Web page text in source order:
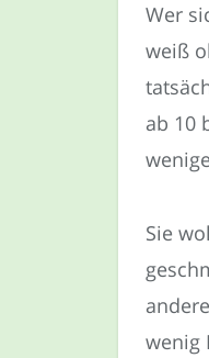
Wer
weiß
ab 10
Sie
wenig